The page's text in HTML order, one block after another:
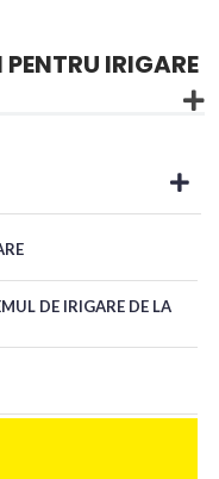
IRIGARE
DE IRIGARE DE LA